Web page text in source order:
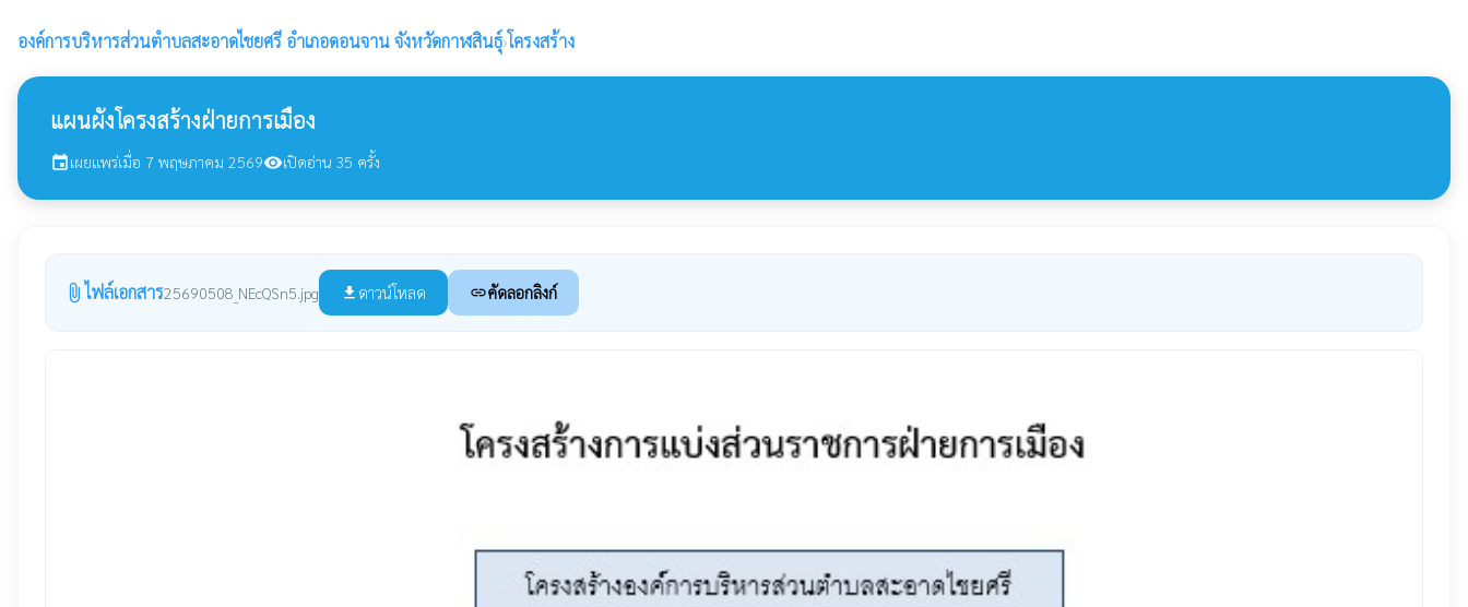
องค์การบริหารส่วนตำบลสะอาดไชยศรี อำเภอดอนจาน จังหวัดกาฬสินธุ์›โครงสร้าง
แผนผังโครงสร้างฝ่ายการเมือง
eventเผยแพร่เมื่อ 7 พฤษภาคม 2569visibilityเปิดอ่าน 35 ครั้ง
attach_file ไฟล์เอกสาร25690508_NEcQSn5.jpg file_download ดาวน์โหลด linkคัดลอกลิงก์